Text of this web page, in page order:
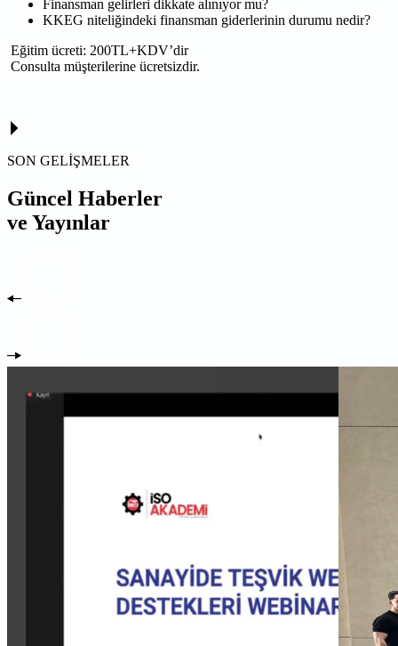
Finansman gelirleri dikkate alınıyor mu?
KKEG niteliğindeki finansman giderlerinin durumu nedir?
Eğitim ücreti: 200TL+KDV’dir
Consulta müşterilerine ücretsizdir.
SON GELİŞMELER
Güncel Haberler
ve Yayınlar